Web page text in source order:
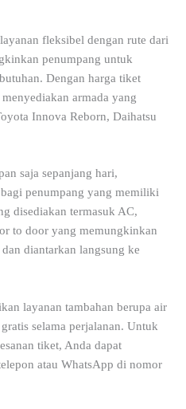
fleksibel dengan rute dari
penumpang untuk
Dengan harga tiket
armada yang
Innova Reborn, Daihatsu
saja sepanjang hari,
penumpang yang memiliki
disediakan termasuk AC,
to door yang memungkinkan
diantarkan langsung ke
layanan tambahan berupa air
selama perjalanan. Untuk
tiket, Anda dapat
atau WhatsApp di nomor